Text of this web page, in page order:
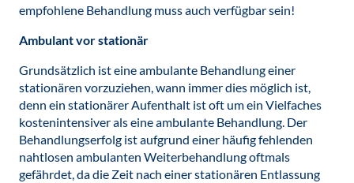
empfohlene Behandlung muss auch verfügbar sein!
Ambulant vor stationär
Grundsätzlich ist eine ambulante Behandlung einer
stationären vorzuziehen, wann immer dies möglich ist,
denn ein stationärer Aufenthalt ist oft um ein Vielfaches
kostenintensiver als eine ambulante Behandlung. Der
Behandlungserfolg ist aufgrund einer häufig fehlenden
nahtlosen ambulanten Weiterbehandlung oftmals
gefährdet, da die Zeit nach einer stationären Entlassung